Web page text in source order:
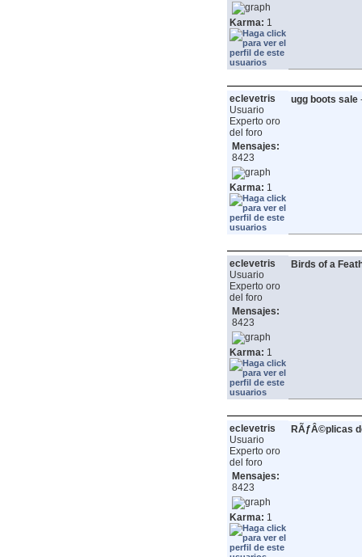
Karma: 1
eclevetris
Usuario
Experto oro
del foro
Mensajes:
8423
Karma: 1
ugg boots sale
eclevetris
Usuario
Experto oro
del foro
Mensajes:
8423
Karma: 1
Birds of a
eclevetris
Usuario
Experto oro
del foro
Mensajes:
8423
Karma: 1
RÃƒÂ©plicas